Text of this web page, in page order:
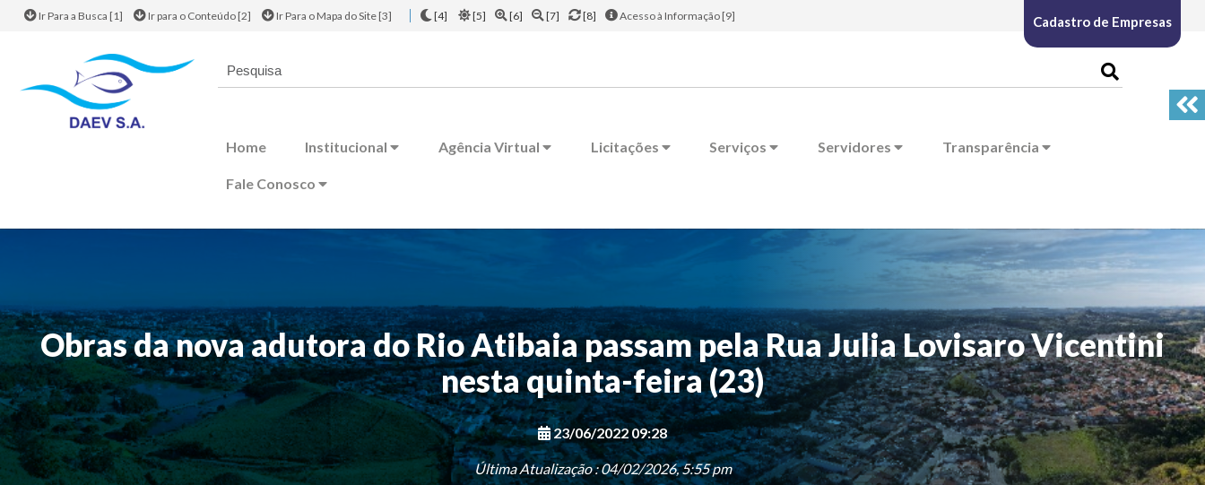
Ir Para a Busca [1] Ir para o Conteúdo [2] Ir Para o Mapa do Site [3] [4] [5] [6] [7] [8] Acesso à Informação [9] Cadastro de Empresas
Home Institucional Agência Virtual Licitações Serviços Servidores Transparência
Fale Conosco
Obras da nova adutora do Rio Atibaia passam pela Rua Julia Lovisaro Vicentini
nesta quinta-feira (23)
23/06/2022 09:28
Última Atualização : 04/02/2026, 5:55 pm